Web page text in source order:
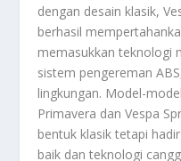
dengan desain klasik,
berhasil
memasukkan teknologi
sistem pengereman
lingkungan. Model-
Primavera dan Vespa
bentuk klasik tetapi
baik dan teknologi